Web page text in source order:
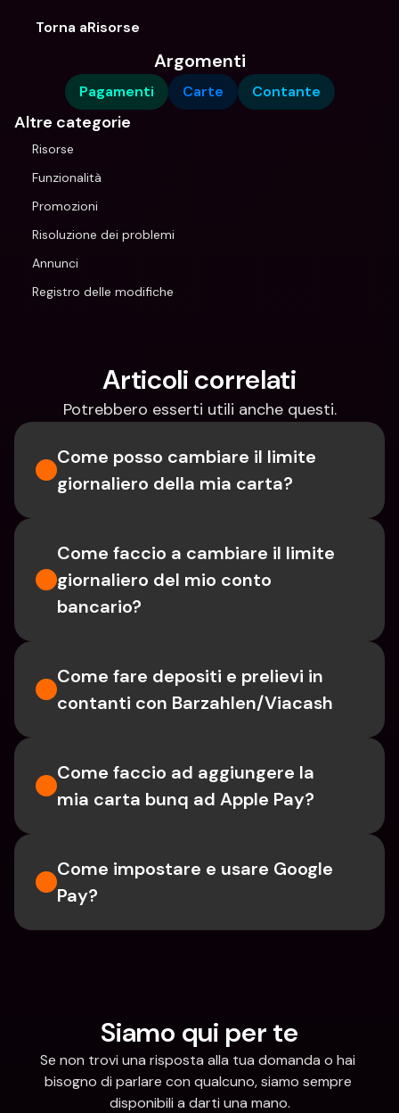
Torna aRisorse
Argomenti
Pagamenti Carte Contante
Altre categorie
Risorse
Funzionalità
Promozioni
Risoluzione dei problemi
Annunci
Registro delle modifiche
Articoli correlati
Potrebbero esserti utili anche questi.
Come posso cambiare il limite
giornaliero della mia carta?
Come faccio a cambiare il limite
giornaliero del mio conto
bancario?
Come fare depositi e prelievi in
contanti con Barzahlen/Viacash
Come faccio ad aggiungere la
mia carta bunq ad Apple Pay?
Come impostare e usare Google
Pay?
Siamo qui per te
Se non trovi una risposta alla tua domanda o hai
bisogno di parlare con qualcuno, siamo sempre
disponibili a darti una mano.